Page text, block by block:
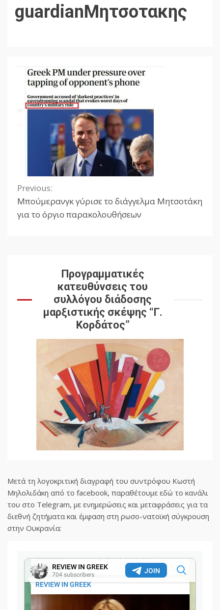
guardianΜητσοτακης
Continue
Reading
Previous:
Μπούμερανγκ γύρισε το διάγγελμα Μητσοτάκη
για το όργιο παρακολουθήσεων
Προγραμματικές
κατευθύνσεις του
συλλόγου διάδοσης
μαρξιστικής σκέψης “Γ.
Κορδάτος”
Μετά τη λογοκριτική διαγραφή του συντρόφου Κωστή
Μηλολιδάκη από το facebook, παραθέτουμε εδώ το κανάλι
του στο Telegram, με ενημερώσεις και μεταφράσεις για τα
διεθνή ζητήματα και έμφαση στη ρωσο-νατοϊκή σύγκρουση
στην Ουκρανία: